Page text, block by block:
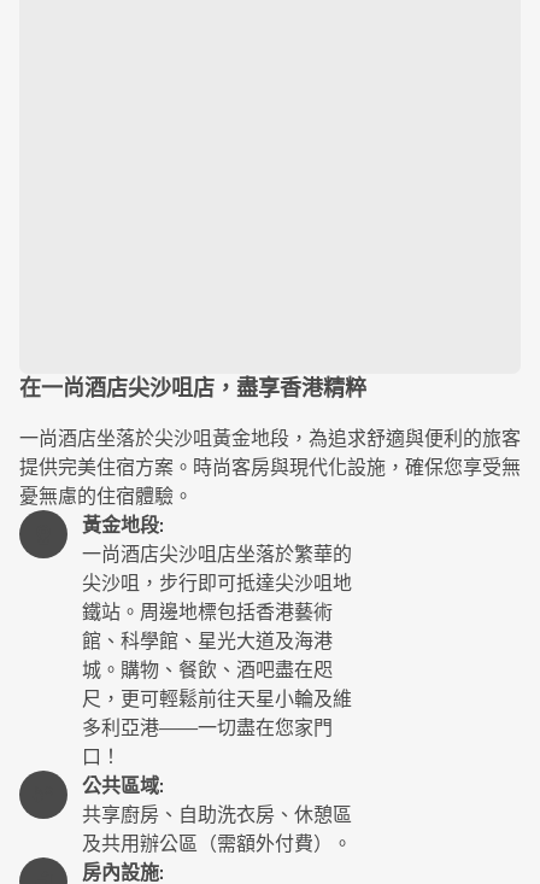
在一尚酒店尖沙咀店，盡享香港精粹
一尚酒店坐落於尖沙咀黃金地段，為追求舒適與便利的旅客
提供完美住宿方案。時尚客房與現代化設施，確保您享受無
憂無慮的住宿體驗。
黃金地段:
一尚酒店尖沙咀店坐落於繁華的
尖沙咀，步行即可抵達尖沙咀地
鐵站。周邊地標包括香港藝術
館、科學館、星光大道及海港
城。購物、餐飲、酒吧盡在咫
尺，更可輕鬆前往天星小輪及維
多利亞港——一切盡在您家門
口！
公共區域:
共享廚房、自助洗衣房、休憩區
及共用辦公區（需額外付費）。
房內設施: